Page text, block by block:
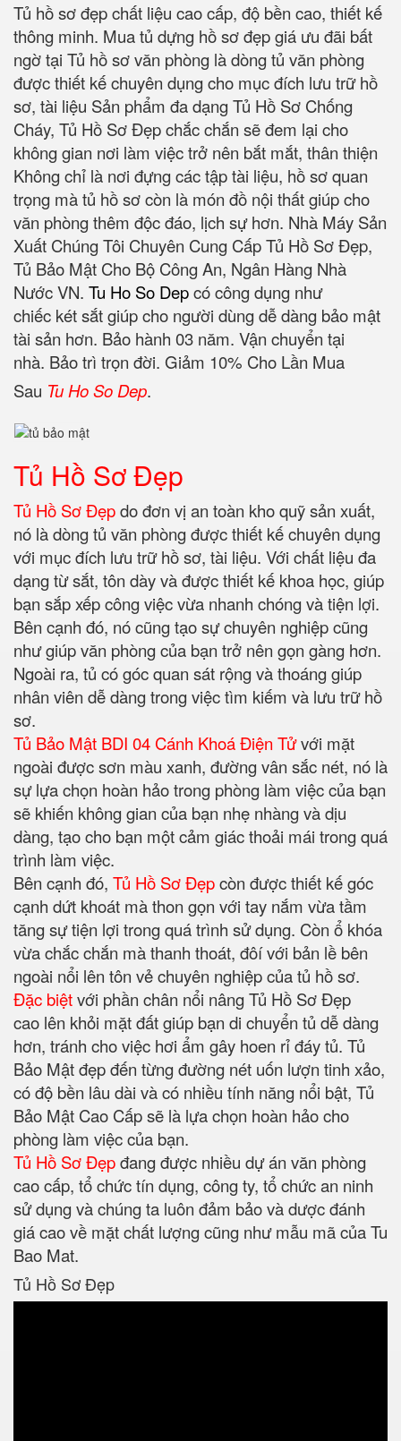
Tủ hồ sơ đẹp chất liệu cao cấp, độ bền cao, thiết kế
thông minh. Mua tủ dựng hồ sơ đẹp giá ưu đãi bất
ngờ tại Tủ hồ sơ văn phòng là dòng tủ văn phòng
được thiết kế chuyên dụng cho mục đích lưu trữ hồ
sơ, tài liệu Sản phẩm đa dạng Tủ Hồ Sơ Chống
Cháy, Tủ Hồ Sơ Đẹp chắc chắn sẽ đem lại cho
không gian nơi làm việc trở nên bắt mắt, thân thiện
Không chỉ là nơi đựng các tập tài liệu, hồ sơ quan
trọng mà tủ hồ sơ còn là món đồ nội thất giúp cho
văn phòng thêm độc đáo, lịch sự hơn. Nhà Máy Sản
Xuất Chúng Tôi Chuyên Cung Cấp Tủ Hồ Sơ Đẹp,
Tủ Bảo Mật Cho Bộ Công An, Ngân Hàng Nhà
Nước VN. Tu Ho So Depcó công dụng như
chiếc két sắt giúp cho người dùng dễ dàng bảo mật
tài sản hơn. Bảo hành 03 năm. Vận chuyển tại
nhà. Bảo trì trọn đời. Giảm 10% Cho Lần Mua
Sau Tu Ho So Dep.
Tủ Hồ Sơ Đẹp
Tủ Hồ Sơ Đẹpdo đơn vị an toàn kho quỹ sản xuất,
nó là dòng tủ văn phòng được thiết kế chuyên dụng
với mục đích lưu trữ hồ sơ, tài liệu. Với chất liệu đa
dạng từ sắt, tôn dày và được thiết kế khoa học, giúp
bạn sắp xếp công việc vừa nhanh chóng và tiện lợi.
Bên cạnh đó, nó cũng tạo sự chuyên nghiệp cũng
như giúp văn phòng của bạn trở nên gọn gàng hơn.
Ngoài ra, tủ có góc quan sát rộng và thoáng giúp
nhân viên dễ dàng trong việc tìm kiếm và lưu trữ hồ
sơ.
Tủ Bảo Mật BDI 04 Cánh Khoá Điện Tửvới mặt
ngoài được sơn màu xanh, đường vân sắc nét, nó là
sự lựa chọn hoàn hảo trong phòng làm việc của bạn
sẽ khiến không gian của bạn nhẹ nhàng và dịu
dàng, tạo cho bạn một cảm giác thoải mái trong quá
trình làm việc.
Bên cạnh đó, Tủ Hồ Sơ Đẹpcòn được thiết kế góc
cạnh dứt khoát mà thon gọn với tay nắm vừa tầm
tăng sự tiện lợi trong quá trình sử dụng. Còn ổ khóa
vừa chắc chắn mà thanh thoát, đôí với bản lề bên
ngoài nổi lên tôn vẻ chuyên nghiệp của tủ hồ sơ.
Đặc biệtvới phần chân nổi nâng Tủ Hồ Sơ Đẹp
cao lên khỏi mặt đất giúp bạn di chuyển tủ dễ dàng
hơn, tránh cho việc hơi ẩm gây hoen rỉ đáy tủ. Tủ
Bảo Mật đẹp đến từng đường nét uốn lượn tinh xảo,
có độ bền lâu dài và có nhiều tính năng nổi bật, Tủ
Bảo Mật Cao Cấp sẽ là lựa chọn hoàn hảo cho
phòng làm việc của bạn.
Tủ Hồ Sơ Đẹpđang được nhiều dự án văn phòng
cao cấp, tổ chức tín dụng, công ty, tổ chức an ninh
sử dụng và chúng ta luôn đảm bảo và dược đánh
giá cao về mặt chất lượng cũng như mẫu mã của Tu
Bao Mat.
Tủ Hồ Sơ Đẹp